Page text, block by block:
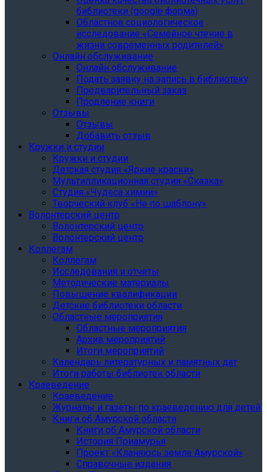
библиотеки (google форма)
Областное социологическое
исследование «Семейное чтение в
жизни современных родителей»
Онлайн обслуживание
Онлайн обслуживание
Подать заявку на запись в библиотеку
Предварительный заказ
Продление книги
Отзывы
Отзывы
Добавить отзыв
Кружки и студии
Кружки и студии
Детская студия «Яркие краски»
Мультипликационная студия «Сказка»
Студия «Чудеса химии»
Творческий клуб «Не по шаблону»
Волонтерский центр
Волонтерский центр
Волонтерский центр
Коллегам
Коллегам
Исследования и отчеты
Методические материалы
Повышение квалификации
Детские библиотеки области
Областные мероприятия
Областные мероприятия
Архив мероприятий
Итоги мероприятий
Календарь литературных и памятных дат
Итоги работы библиотек области
Краеведение
Краеведение
Журналы и газеты по краеведению для детей
Книги об Амурской области
Книги об Амурской области
История Приамурья
Проект «Кланяюсь земле Амурской»
Справочные издания